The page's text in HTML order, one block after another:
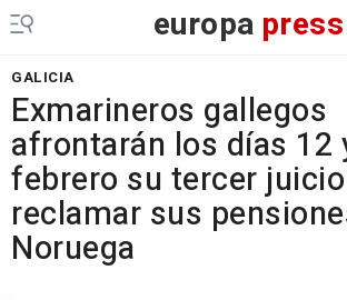
europa press
GALICIA
Exmarineros gallegos
afrontarán los días 12
febrero su tercer
reclamar sus
Noruega